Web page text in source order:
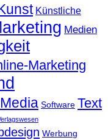
Künstliche
Medien
Marketing
Software Text
Werbung